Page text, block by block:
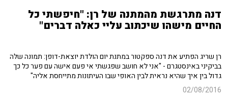
דנה מתרגשת מהמתנה של רן: "חיפשתי כל
החיים מישהו שיכתוב עליי כאלה דברים"
רן שריג הפתיע את דנה ספקטור במתנת יום הולדת יוצאת-דופן: תמונה שלה
בביקיני באינסטגרם - "אני לא חושב שפגשתי אי פעם אישה עם פער כל כך
גדול בין איך שהיא נראית לבין האופי שבו העיתונות מתייחסת אליה"
02/08/2016